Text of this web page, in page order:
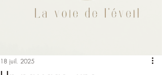
18 juil. 2025